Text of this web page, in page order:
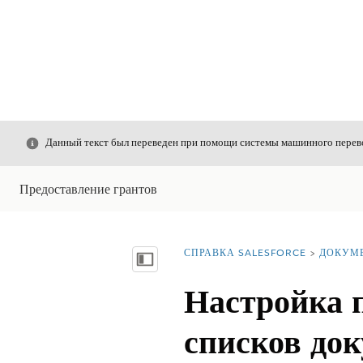
Закрыть
Данный текст был переведен при помощи системы машинного
Предоставление грантов
Показать содержание
Вы находитесь здесь:
СПРАВКА SALESFORCE
Настройка
списков